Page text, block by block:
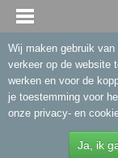
Wij maken gebruik
verkeer op de website
werken en voor de
je toestemming voor
onze privacy- en
Ja, ik